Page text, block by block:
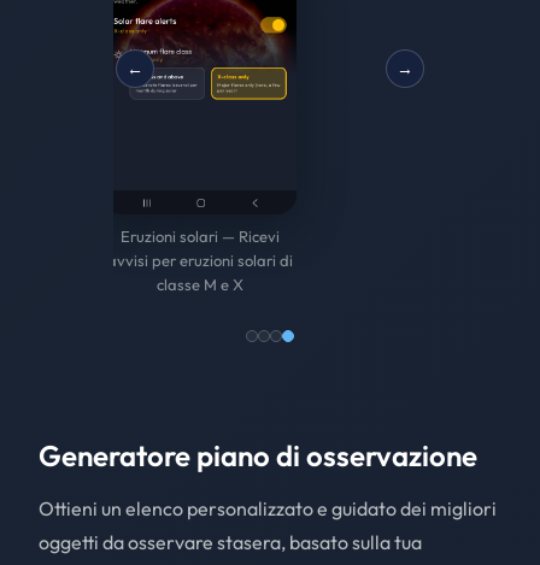
Eventi giornalieri — Ricevi
notifiche su eclissi,
congiunzioni, sciami
← →
Generatore piano di osservazione
Ottieni un elenco personalizzato e guidato dei migliori
oggetti da osservare stasera, basato sulla tua